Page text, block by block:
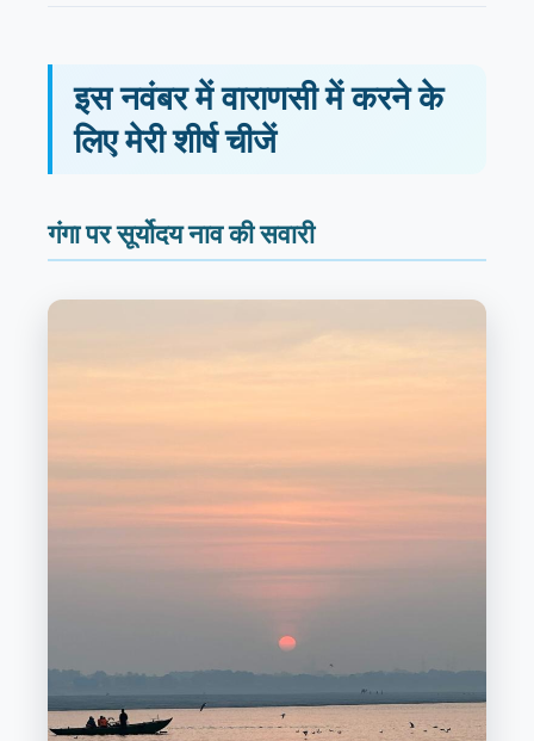
इस नवंबर में वाराणसी में करने के
लिए मेरी शीर्ष चीजें
गंगा पर सूर्योदय नाव की सवारी